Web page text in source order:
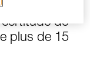
de
plus de 15